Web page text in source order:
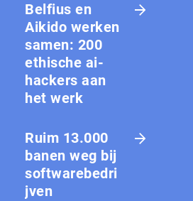
Belfius en
Aikido werken
samen: 200
ethische ai-
hackers aan
het werk
Ruim 13.000
banen weg bij
softwarebedri
jven